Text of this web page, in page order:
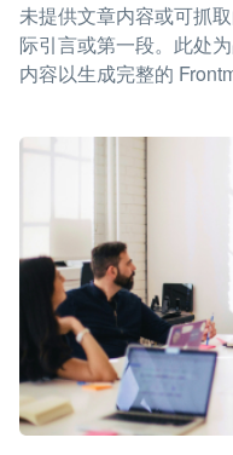
未提供文章内容或可抓
际引言或第一段。此处
内容以生成完整的